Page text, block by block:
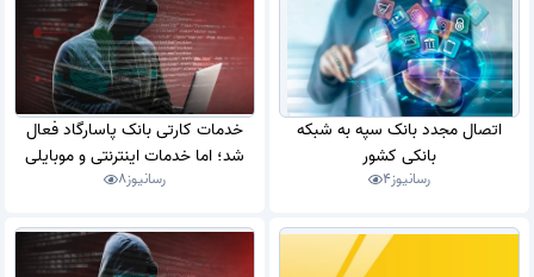
اتصال مجدد بانک سپه به شبکه
بانکی کشور
رسانیوز4
خدمات کارتی بانک پاسارگاد فعال
شد؛ اما خدمات اینترنتی و موبایلی
همچنان غیرفعال است
رسانیوز8